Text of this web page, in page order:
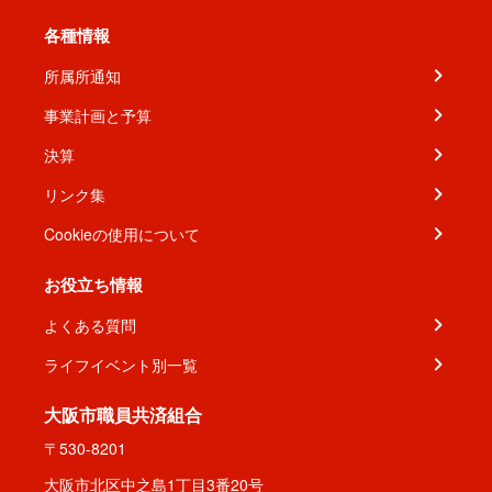
各種情報
所属所通知
事業計画と予算
決算
リンク集
Cookieの使用について
お役立ち情報
よくある質問
ライフイベント別一覧
大阪市職員共済組合
〒530-8201
大阪市北区中之島1丁目3番20号